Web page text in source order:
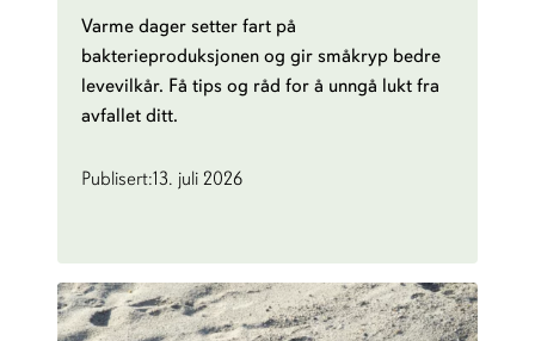
Varme dager setter fart på
bakterieproduksjonen og gir småkryp bedre
levevilkår. Få tips og råd for å unngå lukt fra
avfallet ditt.
Publisert:13. juli 2026